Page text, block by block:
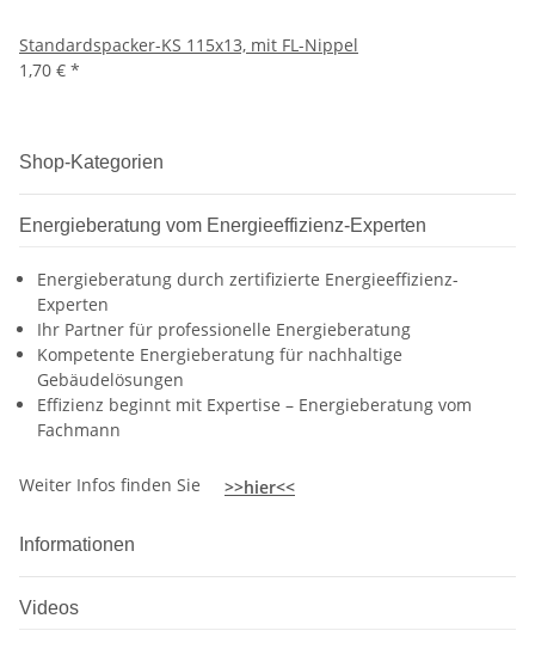
Standardspacker-KS 115x13, mit FL-Nippel
1,70 € *
Shop-Kategorien
Energieberatung vom Energieeffizienz-Experten
Energieberatung durch zertifizierte Energieeffizienz-
Experten
Ihr Partner für professionelle Energieberatung
Kompetente Energieberatung für nachhaltige
Gebäudelösungen
Effizienz beginnt mit Expertise – Energieberatung vom
Fachmann
Weiter Infos finden Sie >>hier<<
Informationen
Videos